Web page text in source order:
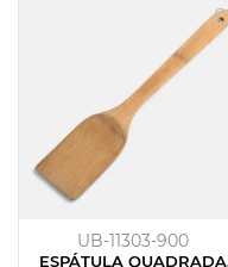
UB-11303-900
ESPÁTULA QUADRADA